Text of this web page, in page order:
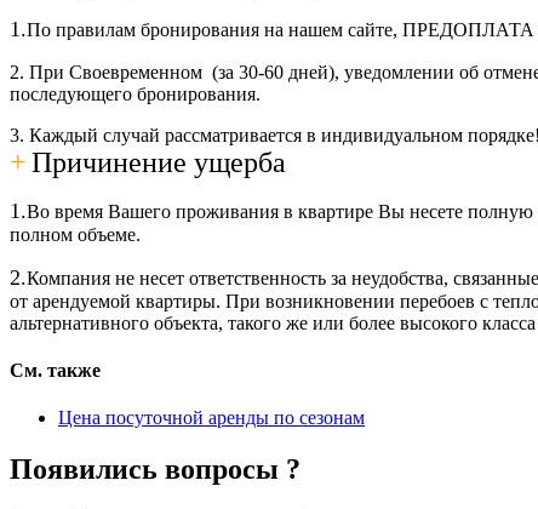
1.По правилам бронирования на нашем сайте,
2. При Своевременном (за 30-60 дней), уведомлении об
последующего бронирования.
3. Каждый случай рассматривается в индивидуальном
+Причинение ущерба
1.Во время Вашего проживания в квартире Вы несете полную
полном объеме.
2.Компания не несет ответственность за неудобства,
от арендуемой квартиры. При возникновении перебоев с
альтернативного объекта, такого же или более высокого
См. также
Цена посуточной аренды по сезонам
Появились вопросы ?